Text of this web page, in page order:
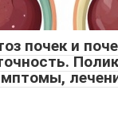
почек и